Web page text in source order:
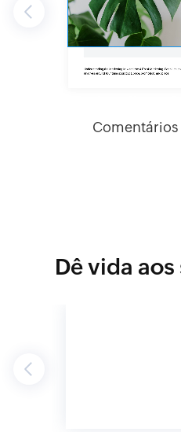
Previous
Dê vida
Previous